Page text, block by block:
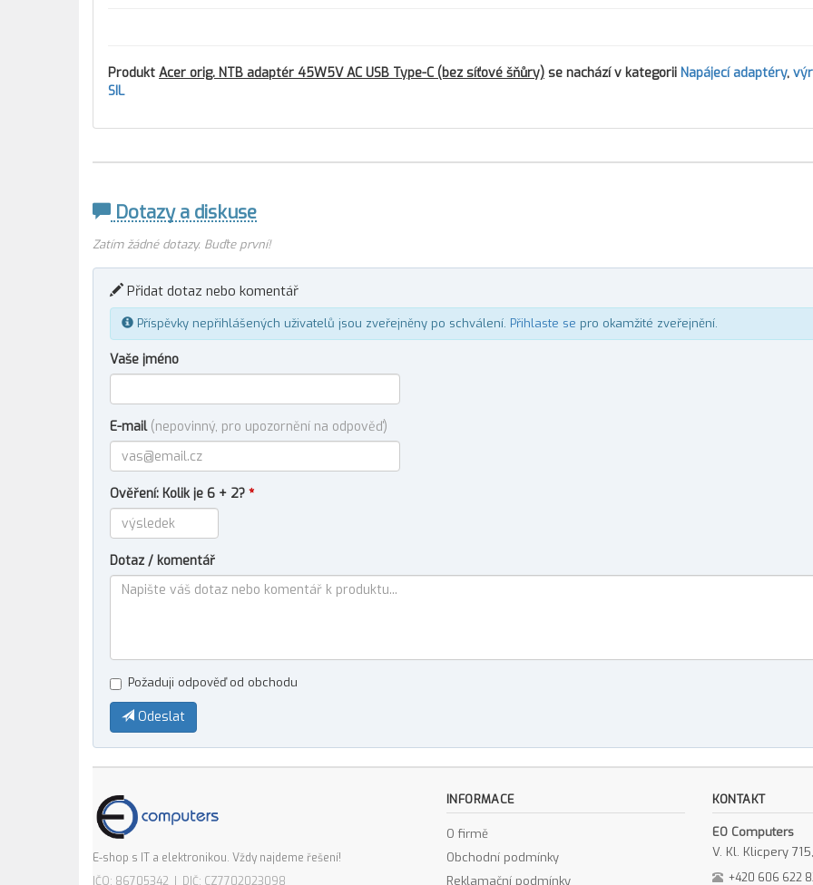
Produkt Acer orig. NTB adaptér 45W5V AC USB Type-C (bez síťové šňůry) se nachází v kategorii Napájecí adaptéry,
SIL
Dotazy a diskuse
Zatím žádné dotazy. Buďte první!
Přidat dotaz nebo komentář
Příspěvky nepřihlášených uživatelů jsou zveřejněny po schválení. Přihlaste se pro okamžité zveřejnění.
Vaše jméno
E-mail (nepovinný, pro upozornění na odpověď)
Ověření: Kolik je 6 + 2? *
Dotaz / komentář
Požaduji odpověď od obchodu
Odeslat
E-shop s IT a elektronikou. Vždy najdeme řešení!
IČO: 86705342 | DIČ: CZ7702023098
INFORMACE
O firmě
Obchodní podmínky
Reklamační podmínky
KONTAKT
EO Computers
V. Kl. Klicpery
+420 606 622